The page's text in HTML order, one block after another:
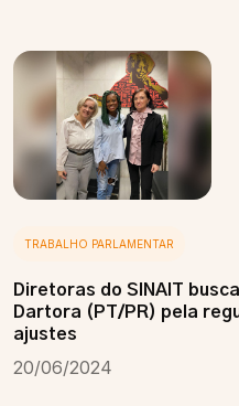
TRABALHO PARLAMENTAR
Diretoras do SINAIT
Dartora (PT/PR) pela
ajustes
20/06/2024